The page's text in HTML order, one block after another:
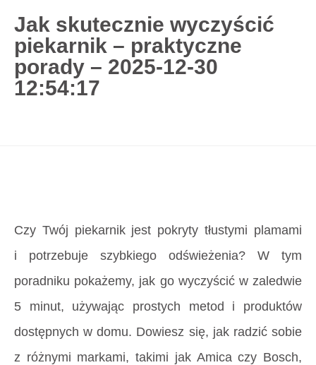
727 775 478
blisco.pl › Poradnik
piekarnik – praktyczne porady – 2025-12-30
Jak skutecznie wyczyścić
piekarnik – praktyczne
porady – 2025-12-30
12:54:17
Czy Twój piekarnik jest pokryty tłustymi plamami
i potrzebuje szybkiego odświeżenia? W tym
poradniku pokażemy, jak go wyczyścić w zaledwie
5 minut, używając prostych metod i produktów
dostępnych w domu. Dowiesz się, jak radzić sobie
z różnymi markami, takimi jak Amica czy Bosch,